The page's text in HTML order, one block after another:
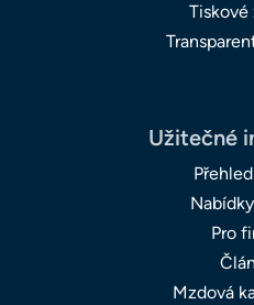
Tiskové
Užitečné
Pro
Mzdová